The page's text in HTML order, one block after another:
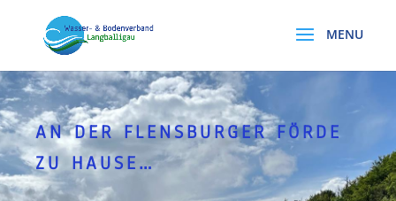
AN DER FLENSBURGER FÖRDE
ZU HAUSE…